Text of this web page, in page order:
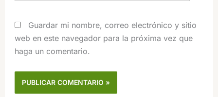
Guardar mi nombre, correo electrónico y sitio
web en este navegador para la próxima vez que
haga un comentario.